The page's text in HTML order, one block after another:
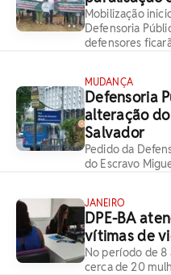
Mobilização
Defensoria
defensores
MUDANÇA
Defensoria
alteração
Salvador
Pedido da
do Escravo
JANEIRO
DPE-BA
vítimas de
No período de 8
cerca de 20